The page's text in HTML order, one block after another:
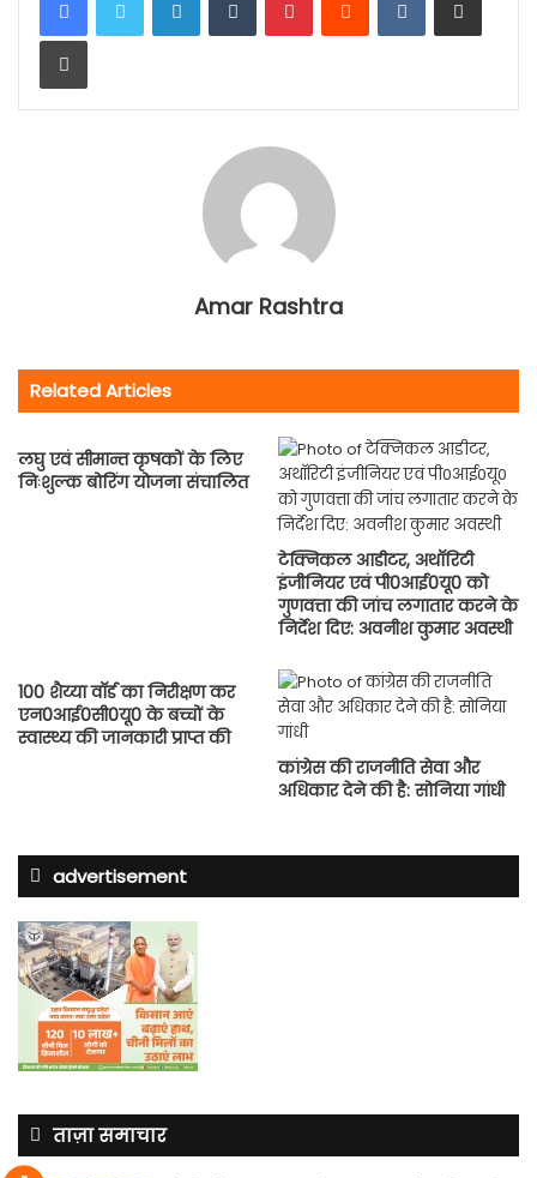
Print
Amar Rashtra
Related Articles
लघु एवं सीमान्त कृषकों के लिए
निःशुल्क बोरिंग योजना संचालित
टेक्निकल आडीटर, अथाॅरिटी
इंजीनियर एवं पी0आई0यू0 को
गुणवत्ता की जांच लगातार करने के
निर्देश दिए: अवनीश कुमार अवस्थी
100 शैय्या वाॅर्ड का निरीक्षण कर
एन0आई0सी0यू0 के बच्चों के
स्वास्थ्य की जानकारी प्राप्त की
कांग्रेस की राजनीति सेवा और
अधिकार देने की है: सोनिया गांधी
advertisement
ताज़ा समाचार